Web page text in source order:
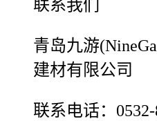
联系我们
青岛九游
建材有限公司
联系电话：0532-